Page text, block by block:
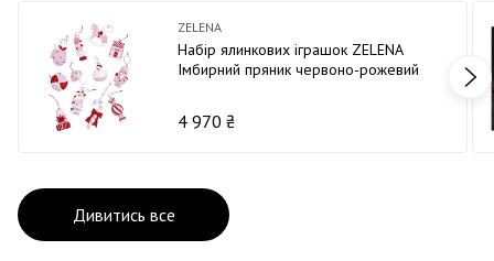
ZELENA
Набір ялинкових іграшок ZELENA
Імбирний пряник червоно-рожевий
4 970 ₴
Дивитись все